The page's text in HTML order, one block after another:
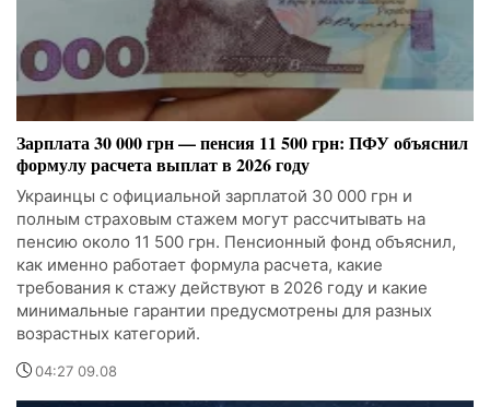
Зарплата 30 000 грн — пенсия 11 500 грн: ПФУ объяснил
формулу расчета выплат в 2026 году
Украинцы с официальной зарплатой 30 000 грн и
полным страховым стажем могут рассчитывать на
пенсию около 11 500 грн. Пенсионный фонд объяснил,
как именно работает формула расчета, какие
требования к стажу действуют в 2026 году и какие
минимальные гарантии предусмотрены для разных
возрастных категорий.
04:27 09.08